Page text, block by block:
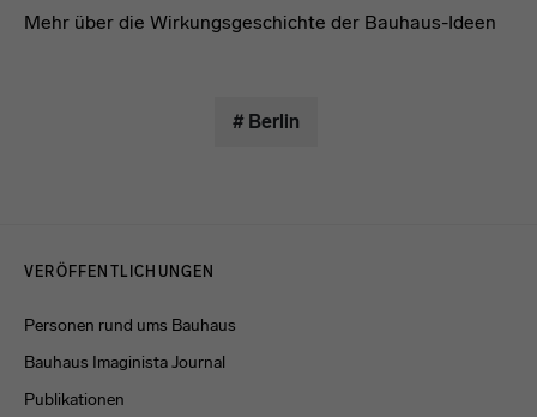
Headline (Kopie 1)
Mehr über die Wirkungsgeschichte der Bauhaus-Ideen
# Berlin
VERÖFFENTLICHUNGEN
Personen rund ums Bauhaus
Bauhaus Imaginista Journal
Publikationen